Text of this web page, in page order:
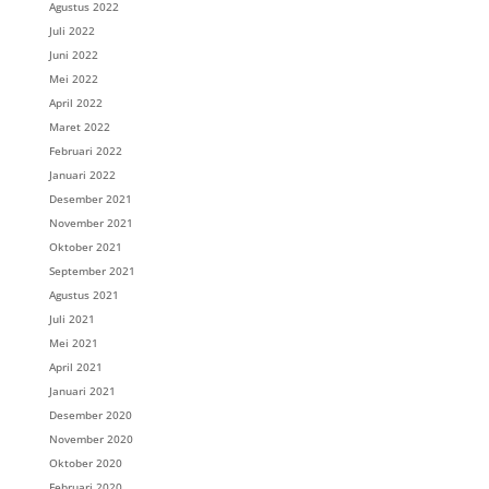
Agustus 2022
Juli 2022
Juni 2022
Mei 2022
April 2022
Maret 2022
Februari 2022
Januari 2022
Desember 2021
November 2021
Oktober 2021
September 2021
Agustus 2021
Juli 2021
Mei 2021
April 2021
Januari 2021
Desember 2020
November 2020
Oktober 2020